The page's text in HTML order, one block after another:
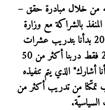
من خلال مبادرة حقق –
المنفذ بالشراكة مع وزارة
التربية والتعليم والتي انطلق عام 2013 بدأنا بتدريب عشرات
الطلاب، مشيرة إلى أنه عام 2023 فقط دربنا أكثر من 50
الذي يتم تنفيذه
تمكّنا من تدريب أكثر من